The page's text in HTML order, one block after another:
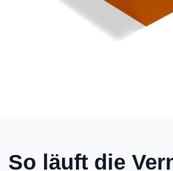
So läuft die